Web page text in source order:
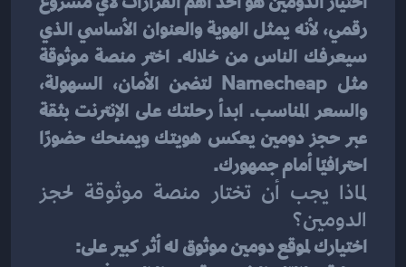
احترافيًا أمام جمهورك.
الدومين؟
اختيارك لموقع دومين موثوق له أثر كبير على: